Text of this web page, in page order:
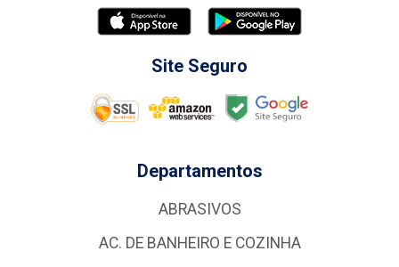
Site Seguro
Departamentos
ABRASIVOS
AC. DE BANHEIRO E COZINHA